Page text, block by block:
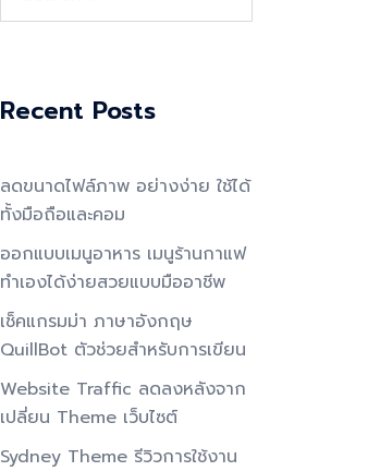
for:
Recent Posts
ลดขนาดไฟล์ภาพ อย่างง่าย ใช้ได้
ทั้งมือถือและคอม
ออกแบบเมนูอาหาร เมนูร้านกาแฟ
ทำเองได้ง่ายสวยแบบมืออาชีพ
เช็คแกรมม่า ภาษาอังกฤษ
QuillBot ตัวช่วยสำหรับการเขียน
Website Traffic ลดลงหลังจาก
เปลี่ยน Theme เว็บไซต์
Sydney Theme รีวิวการใช้งาน